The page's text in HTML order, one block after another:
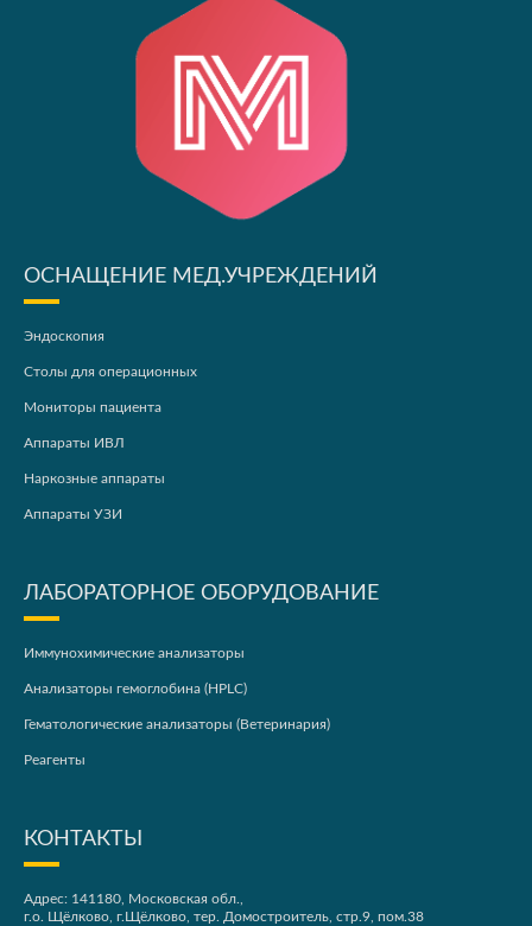
ОСНАЩЕНИЕ МЕД.УЧРЕЖДЕНИЙ
Эндоскопия
Столы для операционных
Мониторы пациента
Аппараты ИВЛ
Наркозные аппараты
Аппараты УЗИ
ЛАБОРАТОРНОЕ ОБОРУДОВАНИЕ
Иммунохимические анализаторы
Анализаторы гемоглобина (HPLC)
Гематологические анализаторы (Ветеринария)
Реагенты
КОНТАКТЫ
Адрес: 141180, Московская обл.,
г.о. Щёлково, г.Щёлково, тер. Домостроитель, стр.9, пом.38